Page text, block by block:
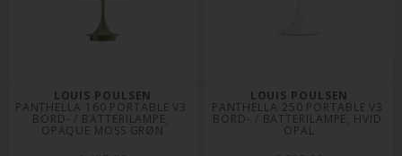
LOUIS POULSEN
PANTHELLA 160 PORTABLE V3
BORD- / BATTERILAMPE,
OPAQUE MOSS GRØN
LOUIS POULSEN
PANTHELLA 250 PORTABLE V3
BORD- / BATTERILAMPE, HVID
OPAL